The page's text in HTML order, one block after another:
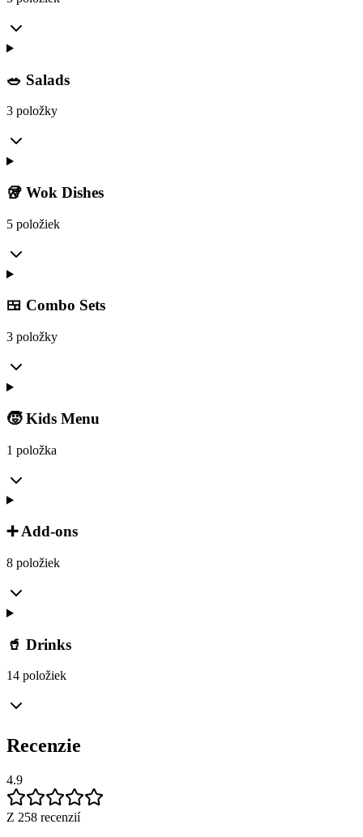
🥗 Salads
3 položky
🥡 Wok Dishes
5 položiek
🍱 Combo Sets
3 položky
🧒 Kids Menu
1 položka
➕ Add-ons
8 položiek
🥤 Drinks
14 položiek
Recenzie
4.9
Z 258 recenzií